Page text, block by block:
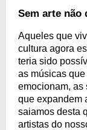
Sem arte não
Aqueles que
cultura agora
teria sido
as músicas
emocionam, as
que expandem
saiamos desta
artistas do